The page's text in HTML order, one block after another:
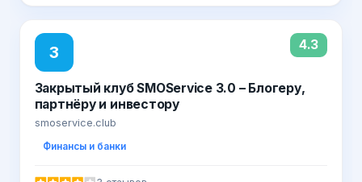
З 4.3
Закрытый клуб SMOService 3.0 – Блогеру,
партнёру и инвестору
smoservice.club
Финансы и банки